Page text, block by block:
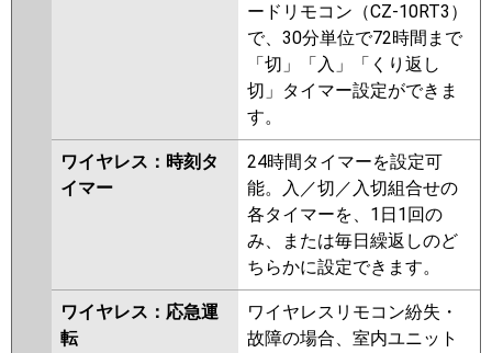
ードリモコン（CZ-10RT3）
で、30分単位で72時間まで
「切」「入」「くり返し
切」タイマー設定ができま
す。
ワイヤレス：時刻タ
イマー
24時間タイマーを設定可
能。入／切／入切組合せの
各タイマーを、1日1回の
み、または毎日繰返しのど
ちらかに設定できます。
ワイヤレス：応急運
転
ワイヤレスリモコン紛失・
故障の場合、室内ユニット